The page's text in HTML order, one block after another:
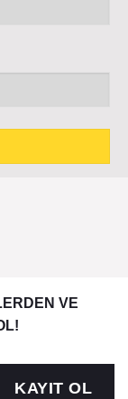
VE
KAYIT OL